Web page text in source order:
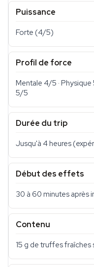
Puissance
Forte (4/5)
Profil de force
Mentale 4/5 ·
5/5
Durée du trip
Jusqu'à 4 heures
Début des effets
30 à 60 minutes après
Contenu
15 g de truffes fraîches